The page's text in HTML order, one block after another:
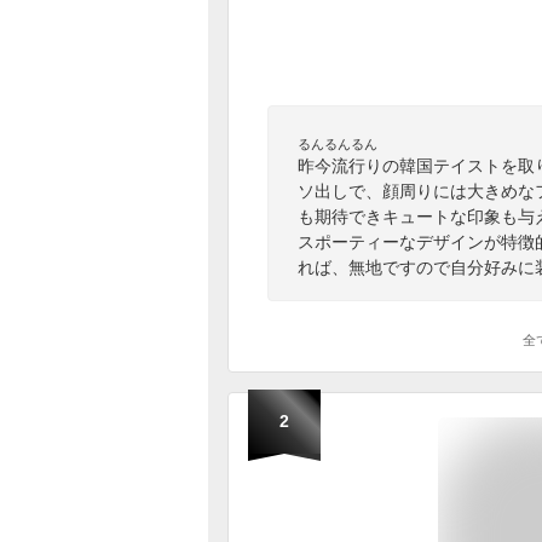
るんるんるん
昨今流行りの韓国テイストを
ソ出しで、顔周りには大きめ
も期待できキュートな印象も
スポーティーなデザインが特
れば、無地ですので自分好み
全
2